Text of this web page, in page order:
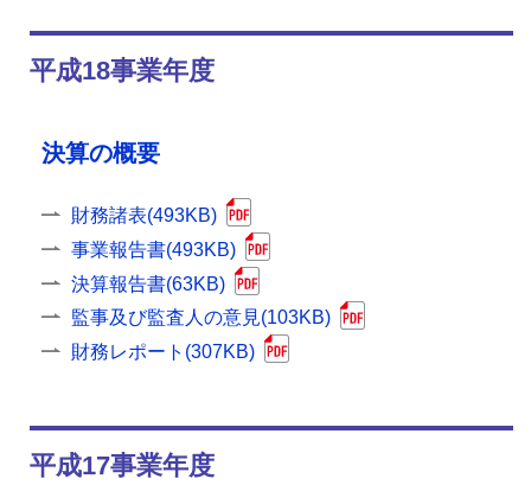
平成18事業年度
決算の概要
財務諸表(493KB)
事業報告書(493KB)
決算報告書(63KB)
監事及び監査人の意見(103KB)
財務レポート(307KB)
平成17事業年度